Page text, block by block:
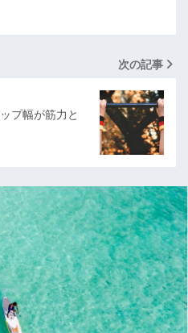
次の記事
プ幅が筋力と